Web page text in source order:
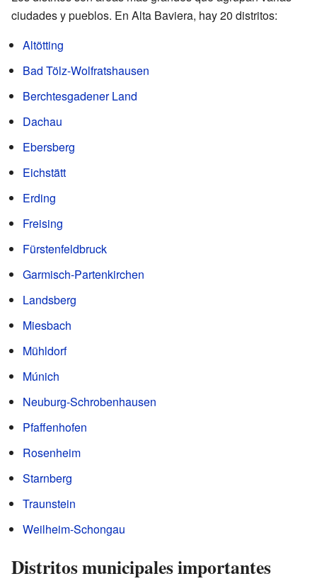
ciudades y pueblos. En Alta Baviera, hay 20 distritos:
Altötting
Bad Tölz-Wolfratshausen
Berchtesgadener Land
Dachau
Ebersberg
Eichstätt
Erding
Freising
Fürstenfeldbruck
Garmisch-Partenkirchen
Landsberg
Miesbach
Mühldorf
Múnich
Neuburg-Schrobenhausen
Pfaffenhofen
Rosenheim
Starnberg
Traunstein
Weilheim-Schongau
Distritos municipales importantes